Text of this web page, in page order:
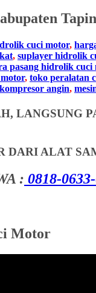
cuci motor,
, suplayer hidrolik
pasang hidrolik cuci
, toko peralatan
kompresor angin,
LANGSUNG
DARI ALAT
: 0818-
Motor